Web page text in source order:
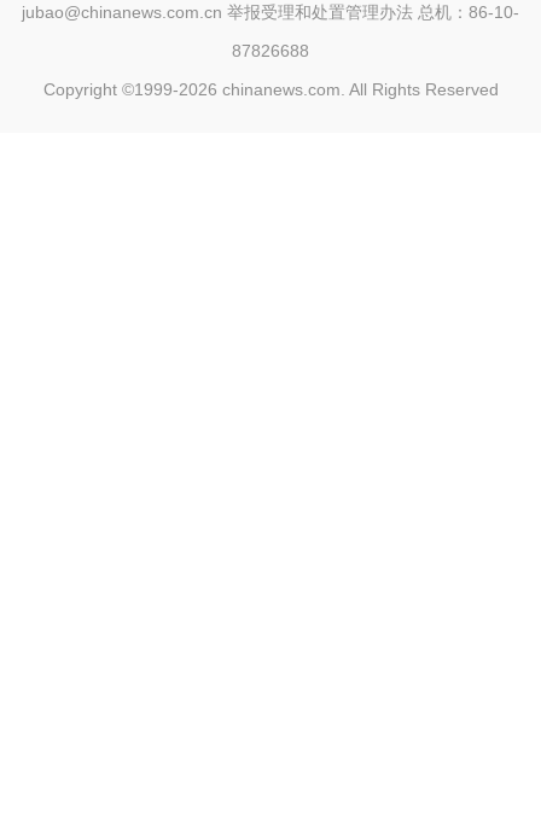
jubao@chinanews.com.cn 举报受理和处置管理办法 总机：86-10-
87826688
Copyright ©1999-2026 chinanews.com. All Rights Reserved